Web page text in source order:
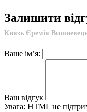
Залишити
Князь Єремія
Ваше ім’я:
Ваш відгук
Увага: HTML не